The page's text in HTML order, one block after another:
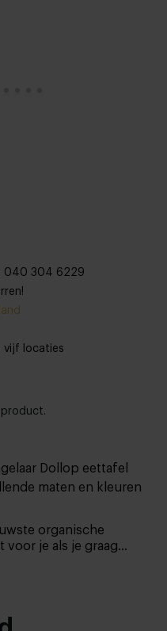
040 304 6229
vijf locaties
Dollop eettafel
maten en kleuren
organische
je als je graag
Deze vorm verrast